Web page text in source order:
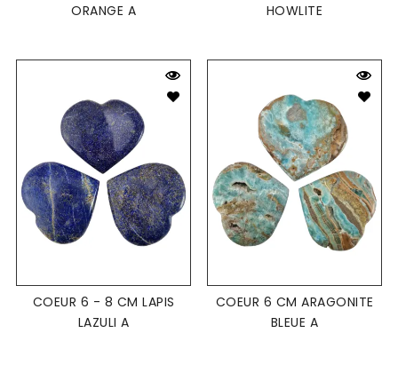
ORANGE A
HOWLITE
COEUR 6 - 8 CM LAPIS
LAZULI A
COEUR 6 CM ARAGONITE
BLEUE A